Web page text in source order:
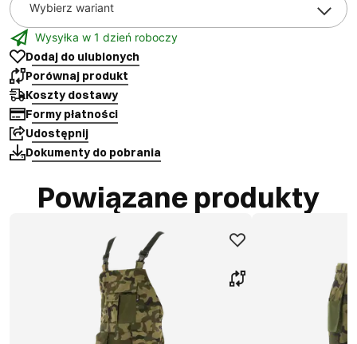
Wybierz wariant
Wysyłka w 1 dzień roboczy
Dodaj do ulubionych
Porównaj produkt
Koszty dostawy
Formy płatności
Udostępnij
Dokumenty do pobrania
Powiązane produkty